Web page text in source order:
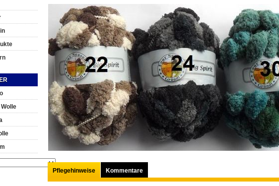
Pflegehinweise Kommentare